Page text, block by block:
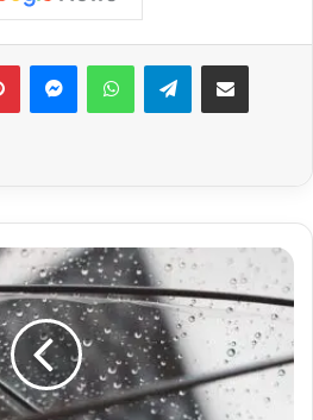
PinterestMessengerWhatsAppTelegramCompartilhar via e-mail